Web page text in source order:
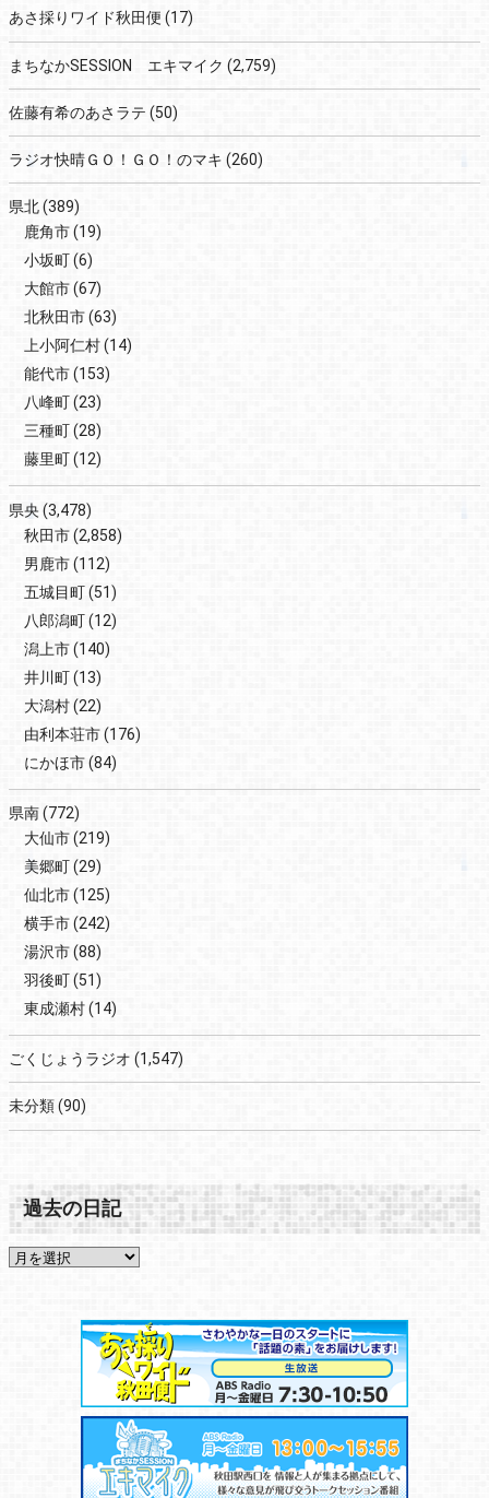
あさ採りワイド秋田便 (17)
まちなかSESSION エキマイク (2,759)
佐藤有希のあさラテ (50)
ラジオ快晴ＧＯ！ＧＯ！のマキ (260)
県北(389)
鹿角市(19)
小坂町(6)
大館市(67)
北秋田市(63)
上小阿仁村(14)
能代市(153)
八峰町(23)
三種町(28)
藤里町(12)
県央(3,478)
秋田市(2,858)
男鹿市(112)
五城目町(51)
八郎潟町(12)
潟上市(140)
井川町(13)
大潟村(22)
由利本荘市(176)
にかほ市(84)
県南(772)
大仙市(219)
美郷町(29)
仙北市(125)
横手市(242)
湯沢市(88)
羽後町(51)
東成瀬村(14)
ごくじょうラジオ (1,547)
未分類(90)
過去の日記